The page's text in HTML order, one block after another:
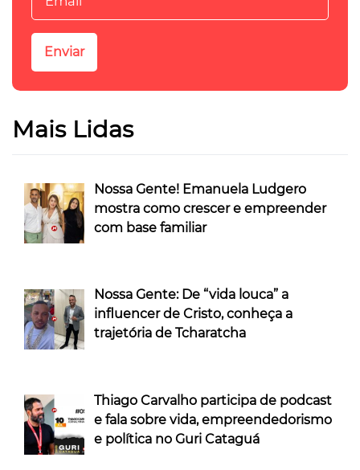
Mais Lidas
Nossa Gente! Emanuela Ludgero
mostra como crescer e empreender
com base familiar
Nossa Gente: De “vida louca” a
influencer de Cristo, conheça a
trajetória de Tcharatcha
Thiago Carvalho participa de podcast
e fala sobre vida, empreendedorismo
e política no Guri Cataguá